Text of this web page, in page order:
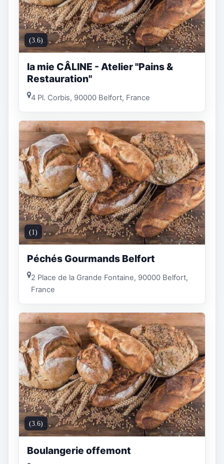
(3.6)
la mie CÂLINE - Atelier "Pains &
Restauration"
4 Pl. Corbis, 90000 Belfort, France
(1)
Péchés Gourmands Belfort
2 Place de la Grande Fontaine, 90000 Belfort,
France
(3.6)
Boulangerie offemont